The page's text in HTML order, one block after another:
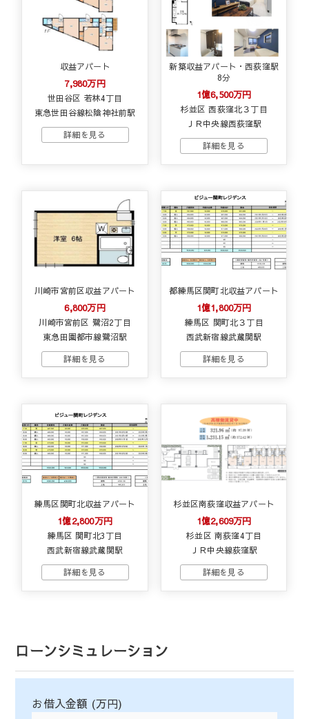
収益アパート
7,980万円
世田谷区 若林4丁目
東急世田谷線松陰神社前駅
新築収益アパート・西荻窪駅
8分
1億6,500万円
杉並区 西荻窪北３丁目
ＪＲ中央線西荻窪駅
川崎市宮前区収益アパート
6,800万円
川崎市宮前区 鷺沼2丁目
東急田園都市線鷺沼駅
都練馬区関町北収益アパート
1億1,800万円
練馬区 関町北３丁目
西武新宿線武蔵関駅
練馬区関町北収益アパート
1億2,800万円
練馬区 関町北3丁目
西武新宿線武蔵関駅
杉並区南荻窪収益アパート
1億2,609万円
杉並区 南荻窪4丁目
ＪＲ中央線荻窪駅
ローンシミュレーション
お借入金額 (万円)